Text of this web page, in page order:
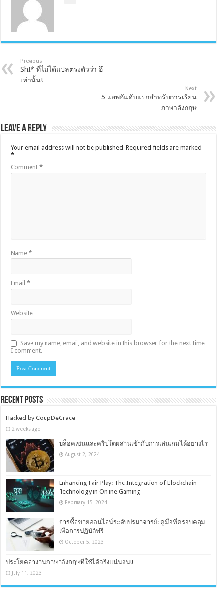
Previous
ShI* ที่ไม่ได้แปลตรงตัวว่า อึ
เท่านั้น!
Next
5 แอพอันดับแรกสำหรับการเรียน
ภาษาอังกฤษ
Leave a Reply
Your email address will not be published. Required fields are marked
*
Comment*
Name*
Email*
Website
Save my name, email, and website in this browser for the next time
I comment.
Recent Posts
Hacked by CoupDeGrace
2 weeks ago
บล็อคเชนและคริปโตผสานเข้ากับการเล่นเกมได้อย่างไร
August 2, 2024
Enhancing Fair Play: The Integration of Blockchain
Technology in Online Gaming
February 15, 2024
การซื้อขายออนไลน์ระดับปรมาจารย์: คู่มือที่ครอบคลุม
เพื่อการปฏิบัติฟรี
October 5, 2023
ประโยคลางานภาษาอังกฤษที่ใช้ได้จริงแน่นอน!!
July 11, 2023